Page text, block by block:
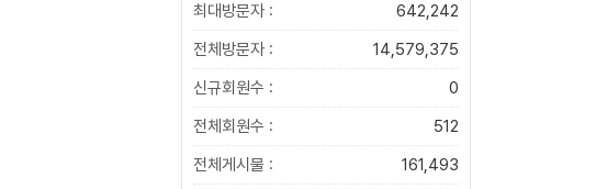
최대방문자 :
642,242
전체방문자 :
14,579,375
신규회원수 :
0
전체회원수 :
512
전체게시물 :
161,493